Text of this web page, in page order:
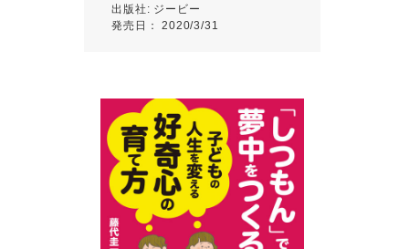
出版社: ジービー
発売日： 2020/3/31